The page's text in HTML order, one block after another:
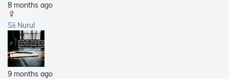
8 months ago
Sii Nurul
9 months ago